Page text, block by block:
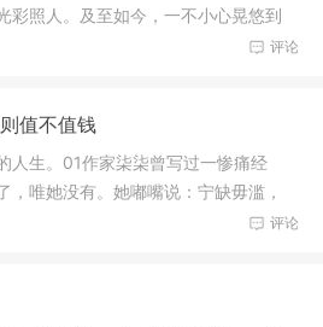
彩照人。及至如今，一不小心晃悠到
评论
值不值钱
人生。01作家柒柒曾写过一惨痛经
，唯她没有。她嘟嘴说：宁缺毋滥，
评论